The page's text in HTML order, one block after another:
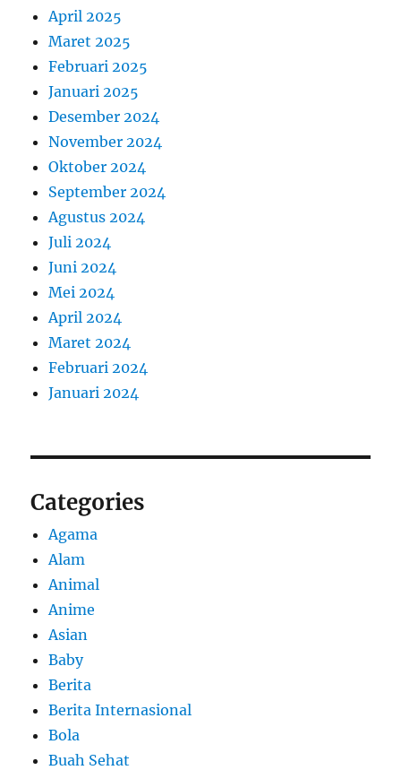
April 2025
Maret 2025
Februari 2025
Januari 2025
Desember 2024
November 2024
Oktober 2024
September 2024
Agustus 2024
Juli 2024
Juni 2024
Mei 2024
April 2024
Maret 2024
Februari 2024
Januari 2024
Categories
Agama
Alam
Animal
Anime
Asian
Baby
Berita
Berita Internasional
Bola
Buah Sehat